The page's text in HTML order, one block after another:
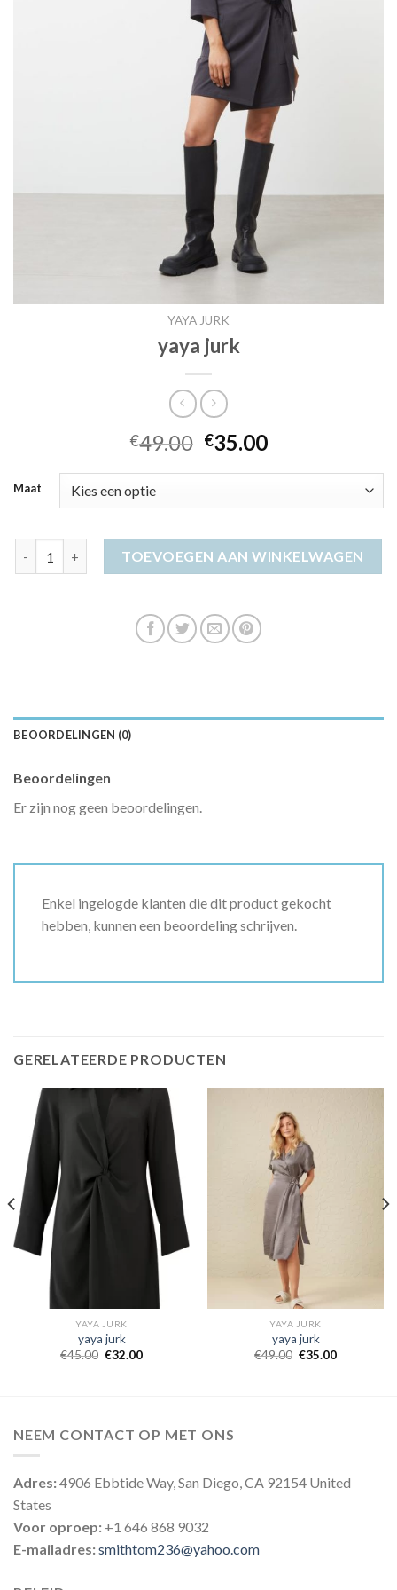
YAYA JURK
yaya jurk
€49.00 €35.00
Maat
TOEVOEGEN AAN WINKELWAGEN
BEOORDELINGEN (0)
Beoordelingen
Er zijn nog geen beoordelingen.
Enkel ingelogde klanten die dit product gekocht
hebben, kunnen een beoordeling schrijven.
GERELATEERDE PRODUCTEN
YAYA JURK
yaya jurk
€45.00 €32.00
YAYA JURK
yaya jurk
€49.00 €35.00
NEEM CONTACT OP MET ONS
Adres:4906 Ebbtide Way, San Diego, CA 92154 United
States
Voor oproep: +1 646 868 9032
E-mailadres:smithtom236@yahoo.com